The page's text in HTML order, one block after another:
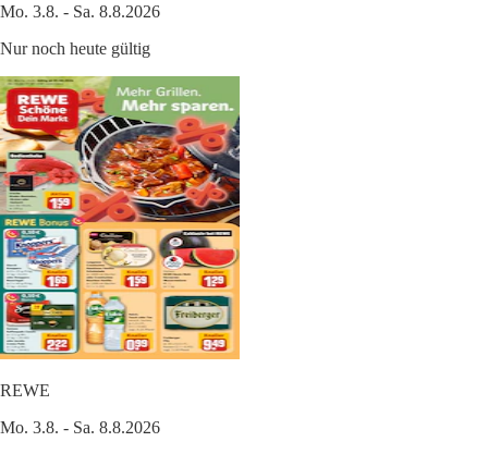
Mo. 3.8. - Sa. 8.8.2026
Nur noch heute gültig
REWE
Mo. 3.8. - Sa. 8.8.2026